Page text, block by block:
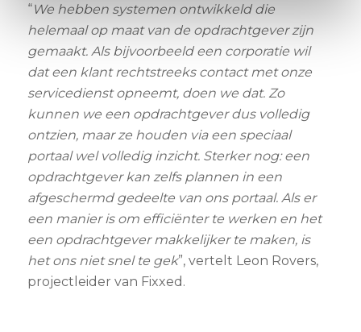
“We hebben systemen ontwikkeld die
helemaal op maat van de opdrachtgever zijn
gemaakt. Als bijvoorbeeld een corporatie wil
dat een klant rechtstreeks contact met onze
servicedienst opneemt, doen we dat. Zo
kunnen we een opdrachtgever dus volledig
ontzien, maar ze houden via een speciaal
portaal wel volledig inzicht. Sterker nog: een
opdrachtgever kan zelfs plannen in een
afgeschermd gedeelte van ons portaal. Als er
een manier is om efficiënter te werken en het
een opdrachtgever makkelijker te maken, is
het ons niet snel te gek”, vertelt Leon Rovers,
projectleider van Fixxed.